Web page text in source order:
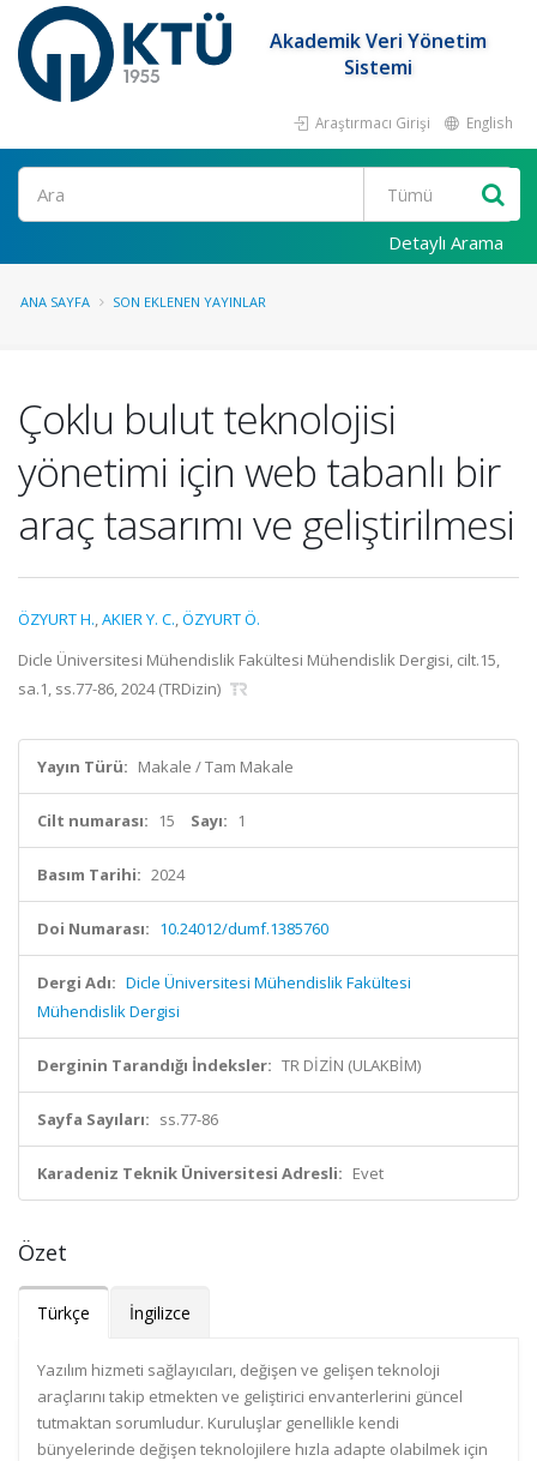
Akademik Veri Yönetim
Sistemi
Araştırmacı Girişi English
Ara
Detaylı Arama
ANA SAYFA SON EKLENEN YAYINLAR
Çoklu bulut teknolojisi
yönetimi için web tabanlı bir
araç tasarımı ve geliştirilmesi
ÖZYURT H.,AKIER Y. C.,ÖZYURT Ö.
Dicle Üniversitesi Mühendislik Fakültesi Mühendislik Dergisi, cilt.15,
sa.1, ss.77-86, 2024 (TRDizin)
Yayın Türü: Makale / Tam Makale
Cilt numarası: 15 Sayı: 1
Basım Tarihi: 2024
Doi Numarası: 10.24012/dumf.1385760
Dergi Adı: Dicle Üniversitesi Mühendislik Fakültesi
Mühendislik Dergisi
Derginin Tarandığı İndeksler: TR DİZİN (ULAKBİM)
Sayfa Sayıları: ss.77-86
Karadeniz Teknik Üniversitesi Adresli: Evet
Özet
Türkçe İngilizce
Yazılım hizmeti sağlayıcıları, değişen ve gelişen teknoloji
araçlarını takip etmekten ve geliştirici envanterlerini güncel
tutmaktan sorumludur. Kuruluşlar genellikle kendi
bünyelerinde değişen teknolojilere hızla adapte olabilmek için